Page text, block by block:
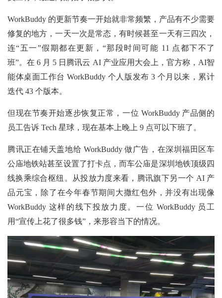
WorkBuddy 的更新节奏一开始就非常频繁，产品有不少需要
修复的地方，一天一次是常态，有时候甚至一天有三四次，
连“五一”假期都在更新，“那段时间可能 11 点都下不了
班”。在 6 月 5 日腾讯云 AI 产业应用大会上，官方称，AI智
能体桌面工作台 WorkBuddy 个人版发布 3 个月以来，累计
迭代 43 个版本。
但现在节奏开始逐步恢复正常，一位 WorkBuddy 产品侧的
员工告诉 Tech 星球，现在基本上晚上 9 点可以下班了。
腾讯正在铺天盖地给 WorkBuddy 做广告，在深圳福田区车
公庙地铁站甚至设置了打卡点，而车公庙是深圳地铁顶级四
线换乘综合枢纽。从投放力度来看，腾讯旗下另一个 AI 产
品元宝，除了在今年春节期间大撒红包外，并没有出现像
WorkBuddy 这样的线下投放力度。一位 WorkBuddy 员工
用“宣传上花了很多钱”，来形容当下的情况。